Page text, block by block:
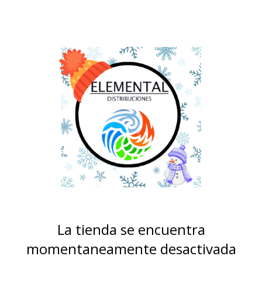
La tienda se encuentra
momentaneamente desactivada